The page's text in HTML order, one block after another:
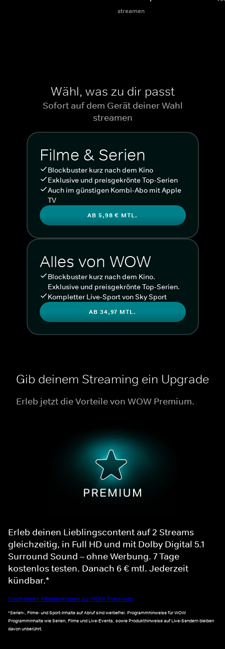
streamen
Wähl, was zu dir passt
Sofort auf dem Gerät deiner Wahl
streamen
Filme & Serien
Blockbuster kurz nach dem Kino
Exklusive und preisgekrönte Top-Serien
Auch im günstigen Kombi-Abo mit Apple
TV
AB 5,98 € MTL.
Alles von WOW
Blockbuster kurz nach dem Kino.
Exklusive und preisgekrönte Top-Serien.
Kompletter Live-Sport von Sky Sport
AB 34,97 MTL.
Gib deinem Streaming ein Upgrade
Erleb jetzt die Vorteile von WOW Premium.
Erleb deinen Lieblingscontent auf 2 Streams
gleichzeitig, in Full HD und mit Dolby Digital 5.1
Surround Sound – ohne Werbung. 7 Tage
kostenlos testen. Danach 6 € mtl. Jederzeit
kündbar.*
Noch mehr Informationen zu WOW Premium
*Serien-, Filme- und Sport-Inhalte auf Abruf sind werbefrei. Programmhinweise für WOW
Programminhalte wie Serien, Filme und Live-Events, sowie Produkthinweise auf Live-Sendern bleiben
davon unberührt.